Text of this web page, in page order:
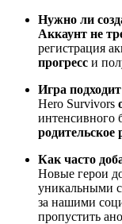
Нужно ли
Аккаунт не
регистрация
прогресс и
Игра
Hero Survivors
интенсивного
родительское
Как часто
Новые герои
уникальными
за нашими
пропустить